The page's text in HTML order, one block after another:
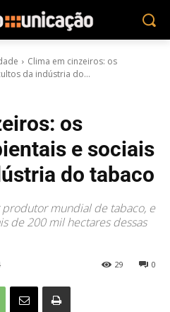
Clima em cinzeiros: os
da indústria do...
os
e sociais
do tabaco
mundial de tabaco, e
de 200 mil hectares dessas
0
29